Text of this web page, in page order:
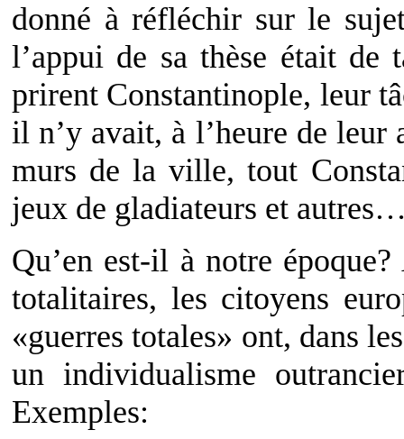
donné à réfléchir sur le
l’appui de sa thèse était de
prirent Constantinople, leur
il n’y avait, à l’heure de leur
murs de la ville, tout
jeux de gladiateurs et
Qu’en est-il à notre
totalitaires, les citoyens
«guerres totales» ont, dans
un individualisme
Exemples: